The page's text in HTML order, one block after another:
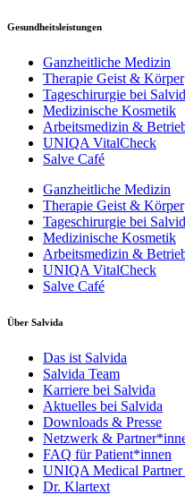
Gesundheitsleistungen
Ganzheitliche Medizin
Therapie Geist & Körper
Tageschirurgie bei
Medizinische Kosmetik
Arbeitsmedizin &
UNIQA VitalCheck
Salve Café
Ganzheitliche Medizin
Therapie Geist & Körper
Tageschirurgie bei
Medizinische Kosmetik
Arbeitsmedizin &
UNIQA VitalCheck
Salve Café
Über Salvida
Das ist Salvida
Salvida Team
Karriere bei Salvida
Aktuelles bei Salvida
Downloads & Presse
Netzwerk &
FAQ für Patient*innen
UNIQA Medical Partner
Dr. Klartext